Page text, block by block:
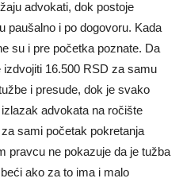
advokati, dok postoje
paušalno i po dogovoru. Kada
su i pre početka poznate. Da
16.500 RSD za samu
i presude, dok je svako
advokata na ročište
sami početak pokretanja
pravcu ne pokazuje da je tužba
ako za to ima i malo